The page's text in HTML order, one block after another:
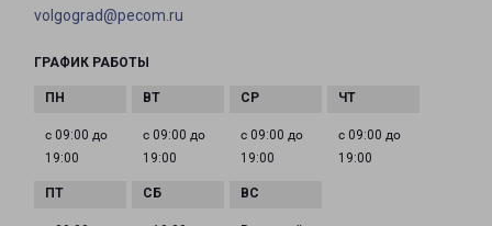
volgograd@pecom.ru
ГРАФИК РАБОТЫ
с 09:00 до
19:00
с 09:00 до
19:00
с 09:00 до
19:00
с 09:00 до
19:00